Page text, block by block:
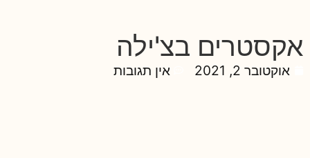
אקסטרים בצ'ילה
אוקטובר 2, 2021 אין תגובות